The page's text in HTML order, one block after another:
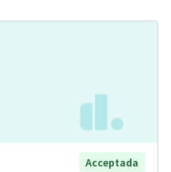
Acceptada